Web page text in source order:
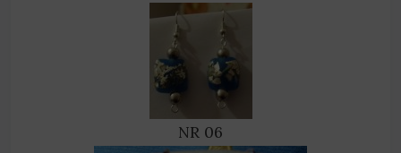
NR 06